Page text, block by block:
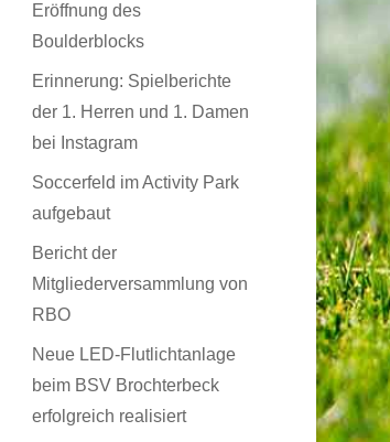
Eröffnung des
Boulderblocks
Erinnerung: Spielberichte
der 1. Herren und 1. Damen
bei Instagram
Soccerfeld im Activity Park
aufgebaut
Bericht der
Mitgliederversammlung von
RBO
Neue LED-Flutlichtanlage
beim BSV Brochterbeck
erfolgreich realisiert